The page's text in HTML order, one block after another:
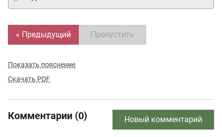
« Предыдущий Пропустить
Показать пояснение
Скачать PDF
Комментарии (0) Новый комментарий